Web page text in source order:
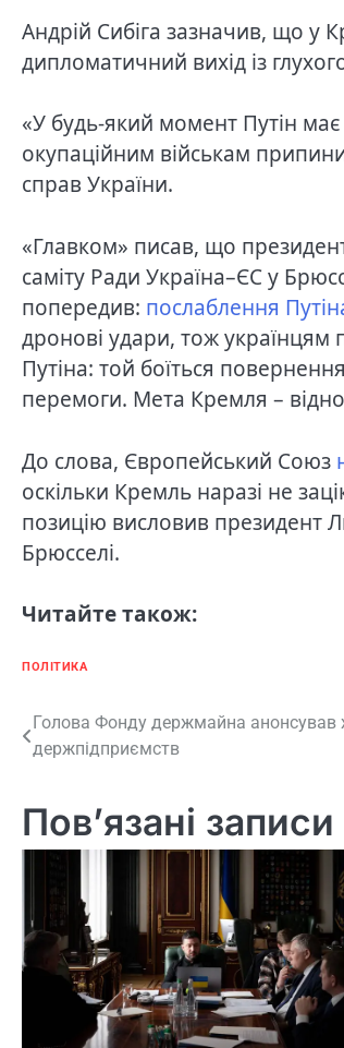
Андрій Сибіга зазначив, що у
дипломатичний вихід із
«У будь-який момент Путін має
окупаційним військам
справ України.
«Главком» писав, що
саміту Ради Україна–ЄС у
попередив: послаблення
дронові удари, тож українцям
Путіна: той боїться
перемоги. Мета Кремля –
До слова, Європейський Союз
оскільки Кремль наразі не
позицію висловив президент
Брюсселі.
Читайте також:
ПОЛІТИКА
Навігація
записів
Голова Фонду держмайна анонсував
держпідприємств
Пов’язані записи